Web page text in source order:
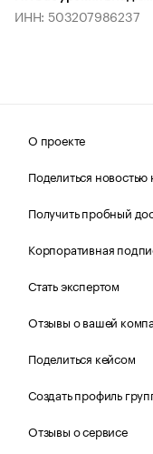
ИНН: 503207986237
О проекте
Поделиться новостью
Получить пробный
Корпоративная
Стать экспертом
Отзывы о вашей
Поделиться кейсом
Создать профиль
Отзывы о сервисе